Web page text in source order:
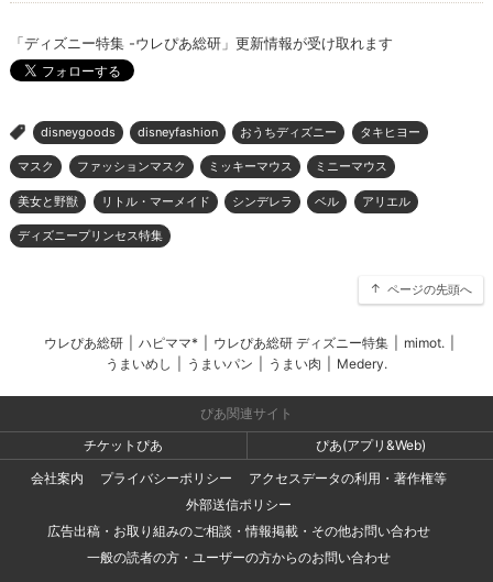
「ディズニー特集 -ウレぴあ総研」更新情報が受け取れます
> disneygoods disneyfashion おうちディズニー タキヒヨー
マスク ファッションマスク ミッキーマウス ミニーマウス
美女と野獣 リトル・マーメイド シンデレラ ベル アリエル
ディズニープリンセス特集
ページの先頭へ
ウレぴあ総研 ハピママ* ウレぴあ総研 ディズニー特集 mimot.
うまいめし
うまいパン うまい肉 Medery.
ぴあ関連サイト
チケットぴあ
ぴあ(アプリ&Web)
会社案内
プライバシーポリシー
アクセスデータの利用・著作権等
外部送信ポリシー
広告出稿・お取り組みのご相談・情報掲載・その他お問い合わせ
一般の読者の方・ユーザーの方からのお問い合わせ